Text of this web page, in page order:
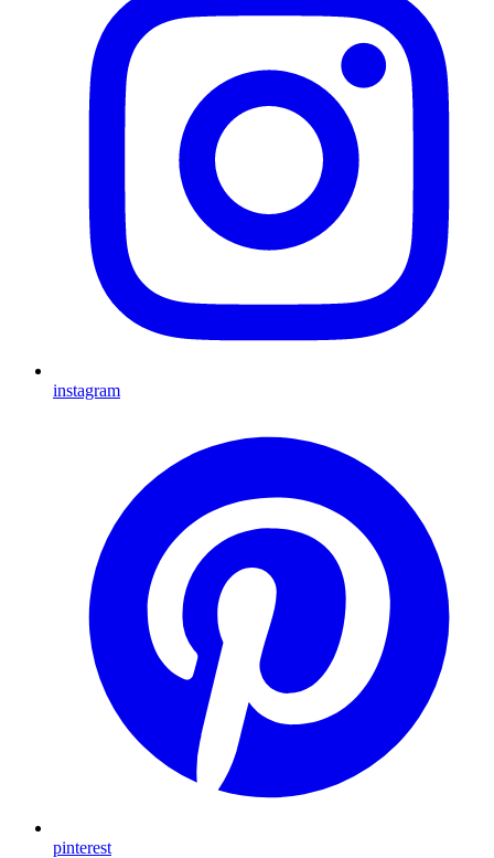
instagram
pinterest